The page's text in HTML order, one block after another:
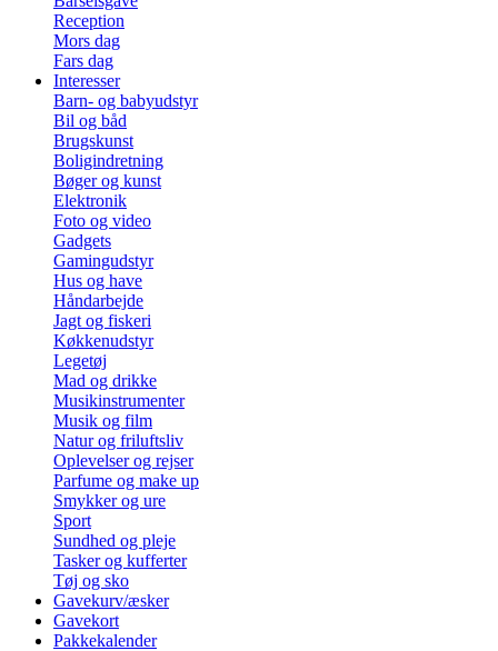
Reception
Mors dag
Fars dag
Interesser
Barn- og babyudstyr
Bil og båd
Brugskunst
Boligindretning
Bøger og kunst
Elektronik
Foto og video
Gadgets
Gamingudstyr
Hus og have
Håndarbejde
Jagt og fiskeri
Køkkenudstyr
Legetøj
Mad og drikke
Musikinstrumenter
Musik og film
Natur og friluftsliv
Oplevelser og rejser
Parfume og make up
Smykker og ure
Sport
Sundhed og pleje
Tasker og kufferter
Tøj og sko
Gavekurv/æsker
Gavekort
Pakkekalender